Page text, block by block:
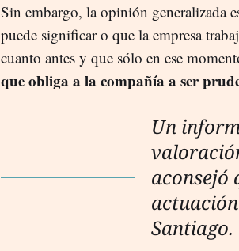
Sin embargo, la opinión generalizada
puede significar o que la empresa
cuanto antes y que sólo en ese
que obliga a la compañía a ser
Un
aconsejó
Santiago.